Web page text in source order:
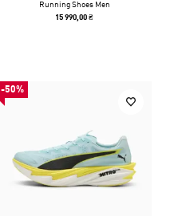
Running Shoes Men
15 990,00 ₴
-50%